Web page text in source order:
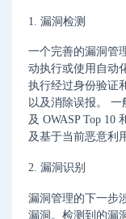
1. 漏洞检测
一个完善的漏洞管
动执行或使用自动
执行经过身份验证
以及消除误报。
及 OWASP Top 10
及基于当前恶意利
2. 漏洞识别
漏洞管理的下一步
漏洞。检测到的漏